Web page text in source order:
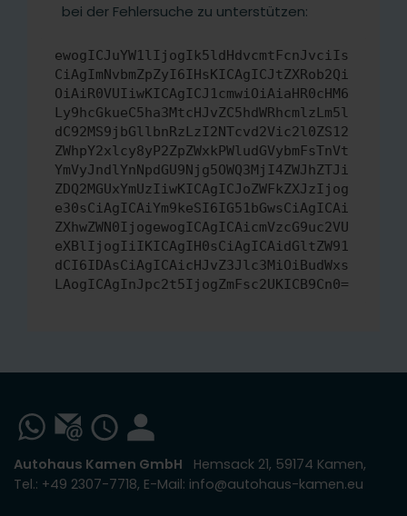
bei der Fehlersuche zu unterstützen:
ewogICJuYW1lIjogIk5ldHdvcmtFcnJvciIs
CiAgImNvbmZpZyI6IHsKICAgICJtZXRob2Qi
OiAiR0VUIiwKICAgICJ1cmwiOiAiaHR0cHM6
Ly9hcGkueC5ha3MtcHJvZC5hdWRhcmlzLm5l
dC92MS9jbGllbnRzLzI2NTcvd2Vic2l0ZS12
ZWhpY2xlcy8yP2ZpZWxkPWludGVybmFsTnVt
YmVyJndlYnNpdGU9Njg5OWQ3MjI4ZWJhZTJi
ZDQ2MGUxYmUzIiwKICAgICJoZWFkZXJzIjog
e30sCiAgICAiYm9keSI6IG51bGwsCiAgICAi
ZXhwZWN0IjogewogICAgICAicmVzcG9uc2VU
eXBlIjogIiIKICAgIH0sCiAgICAidGltZW91
dCI6IDAsCiAgICAicHJvZ3Jlc3MiOiBudWxs
LAogICAgInJpc2t5IjogZmFsc2UKICB9Cn0=
Autohaus Kamen GmbH Hemsack 21, 59174 Kamen,
Tel.: +49 2307-7718, E-Mail: info@autohaus-kamen.eu